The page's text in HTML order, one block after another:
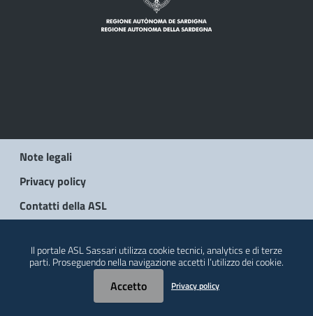
Note legali
Privacy policy
Contatti della ASL
Il portale ASL Sassari utilizza cookie tecnici, analytics e di terze
parti. Proseguendo nella navigazione accetti l’utilizzo dei cookie.
Accetto Privacy policy